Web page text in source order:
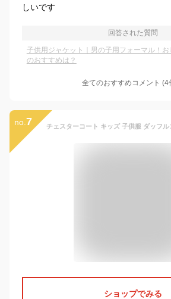
しいです
回答された質問
子供用ジャケット｜男の子用フォーマル！お
のおすすめは？
全てのおすすめコメント (4
no. 7
ショップでみる